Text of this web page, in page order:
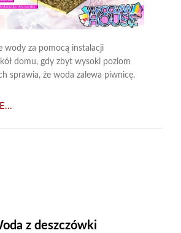
wody za pomocą instalacji
domu, gdy zbyt wysoki poziom
sprawia, że woda zalewa piwnicę.
z deszczówki